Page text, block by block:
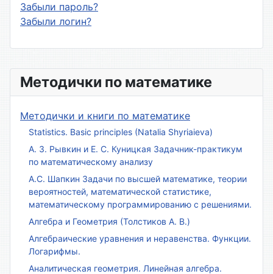
Методички по математике
Методички и книги по математике
Statistics. Basic principles (Natalia Shyriaieva)
А. З. Рывкин и Е. С. Куницкая Задачник-практикум
по математическому анализу
А.С. Шапкин Задачи по высшей математике, теории
вероятностей, математической статистике,
математическому программированию с решениями.
Алгебра и Геометрия (Толстиков А. В.)
Алгебраические уравнения и неравенства. Функции.
Логарифмы.
Аналитическая геометрия. Линейная алгебра.
Забыли пароль?
Забыли логин?